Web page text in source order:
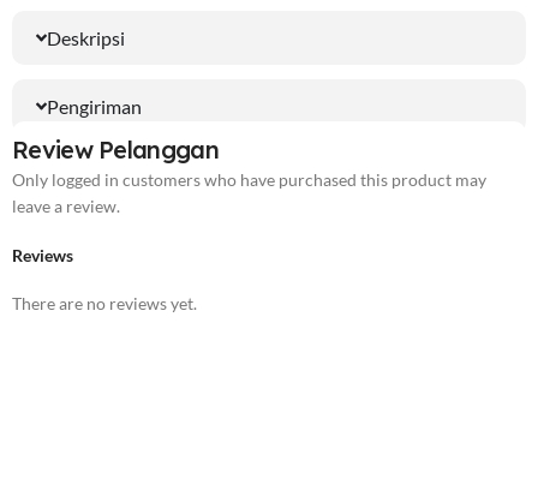
Deskripsi
Pengiriman
Review Pelanggan
Reviews
There are no reviews yet.
Only logged in customers who have purchased this product may
leave a review.